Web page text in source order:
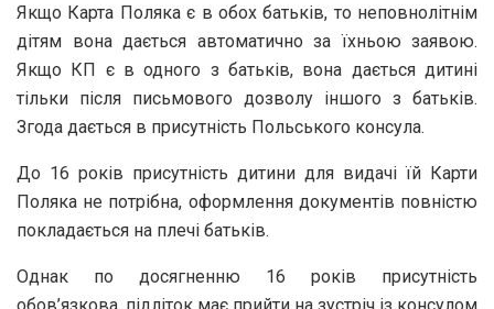
Якщо Карта Поляка є в обох батьків, то неповнолітнім
дітям вона дається автоматично за їхньою заявою.
Якщо КП є в одного з батьків, вона дається дитині
тільки після письмового дозволу іншого з батьків.
Згода дається в присутність Польського консула.
До 16 років присутність дитини для видачі їй Карти
Поляка не потрібна, оформлення документів повністю
покладається на плечі батьків.
Однак по досягненню 16 років присутність